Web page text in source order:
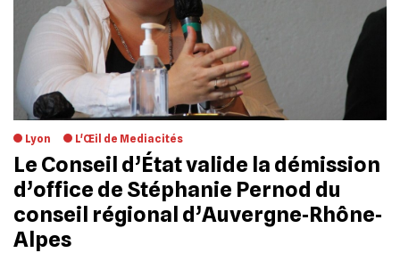
Lyon L'Œil de Mediacités
Le Conseil d’État valide la démission
d’office de Stéphanie Pernod du
conseil régional d’Auvergne‐Rhône‐
Alpes